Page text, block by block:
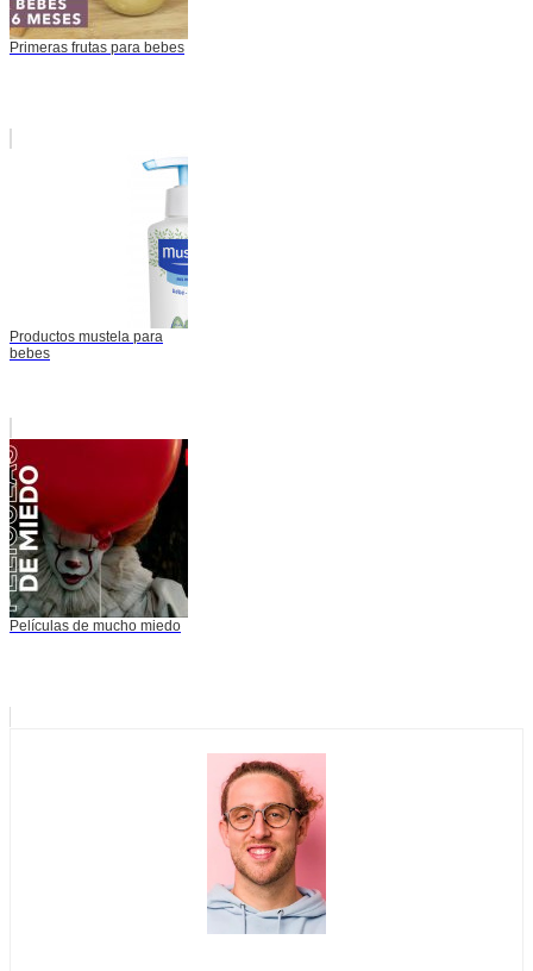
Primeras frutas para bebes
Productos mustela para
bebes
Películas de mucho miedo